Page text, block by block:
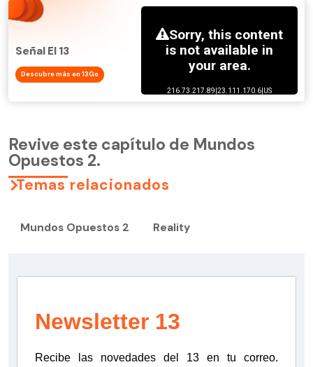
Señal El 13
Descubre más en 13Go
Revive este capítulo de Mundos
Opuestos 2.
Temas relacionados
Mundos Opuestos 2 Reality
Newsletter 13
Recibe las novedades del 13 en tu correo.